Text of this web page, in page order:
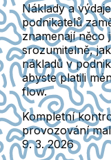
Náklady a
podnikatelů
znamenají něco
srozumitelně,
nákladů v
abyste platili
flow.
Kompletní
provozování
9. 3. 2026